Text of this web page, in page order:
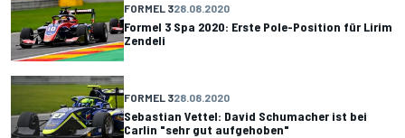
FORMEL 328.08.2020
Formel 3 Spa 2020: Erste Pole-Position für Lirim
Zendeli
FORMEL 328.08.2020
Sebastian Vettel: David Schumacher ist bei
Carlin "sehr gut aufgehoben"